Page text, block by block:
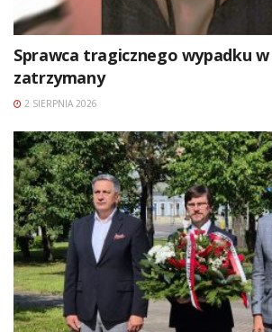
Sprawca tragicznego wypadku w
zatrzymany
2 SIERPNIA 2026